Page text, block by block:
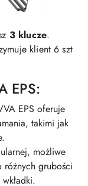
3 klucze.
klient 6 szt
EPS:
EPS oferuje
takimi jak
możliwe
różnych grubości